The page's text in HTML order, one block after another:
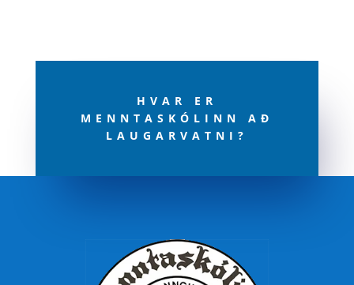
HVAR ER
MENNTASKÓLINN AÐ
LAUGARVATNI?